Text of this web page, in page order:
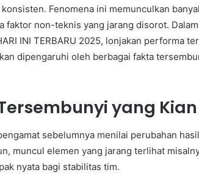
Fenomena ini memunculkan
faktor non-teknis yang jarang disorot. Dalam
INI TERBARU 2025, lonjakan performa
dipengaruhi oleh berbagai fakta
yang
sebelumnya menilai perubahan
muncul elemen yang jarang terlihat
nyata bagi stabilitas tim.